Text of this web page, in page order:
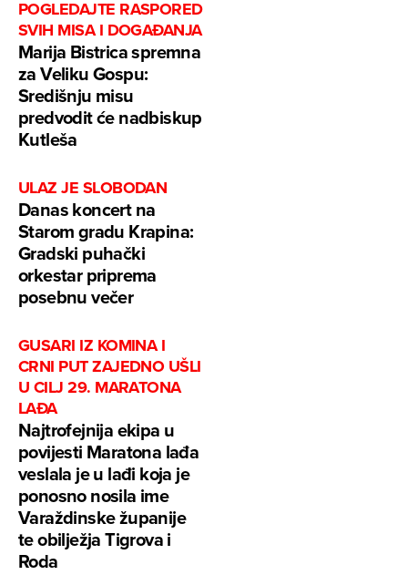
POGLEDAJTE RASPORED
SVIH MISA I DOGAĐANJA
Marija Bistrica spremna
za Veliku Gospu:
Središnju misu
predvodit će nadbiskup
Kutleša
ULAZ JE SLOBODAN
Danas koncert na
Starom gradu Krapina:
Gradski puhački
orkestar priprema
posebnu večer
GUSARI IZ KOMINA I
CRNI PUT ZAJEDNO UŠLI
U CILJ 29. MARATONA
LAĐA
Najtrofejnija ekipa u
povijesti Maratona lađa
veslala je u lađi koja je
ponosno nosila ime
Varaždinske županije
te obilježja Tigrova i
Roda